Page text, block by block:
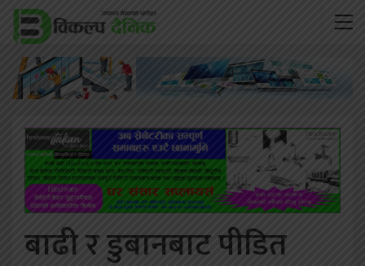
बाढी र डुबानबाट पीडित